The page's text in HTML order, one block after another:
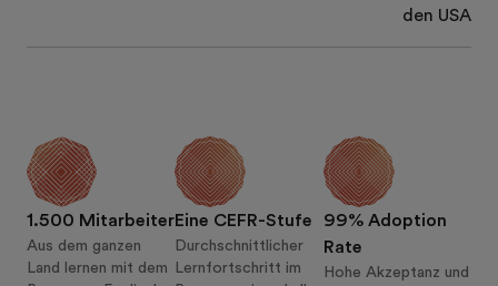
den USA
1.500 Mitarbeiter
Aus dem ganzen
Land lernen mit dem
Eine CEFR-Stufe
Durchschnittlicher
Lernfortschritt im
99% Adoption
Rate
Hohe Akzeptanz und